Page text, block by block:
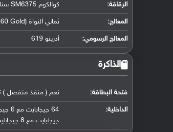
الرقاقة: كوالكوم SM6375 سناب دراجون 695 فايف جي (6 نانومتر)
المعالج: ثماني النواة (2x2.2 GHz Kryo 660 Gold و 6x1.7 GHz Kryo 660 Silver)
المعالج الرسومي: أدرينو 619
الذاكرة
فتحة البطاقة: نعم ( منفذ منفصل ) microSDXC
الداخلية:
جيجابايت مع 8 جيجابايت رام UFS 2.2